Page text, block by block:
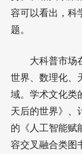
容可以看出，科
题。
大科普市场在
世界、数理化、
域。学术文化类
天后的世界》、
的《人工智能赋
容交叉融合类图